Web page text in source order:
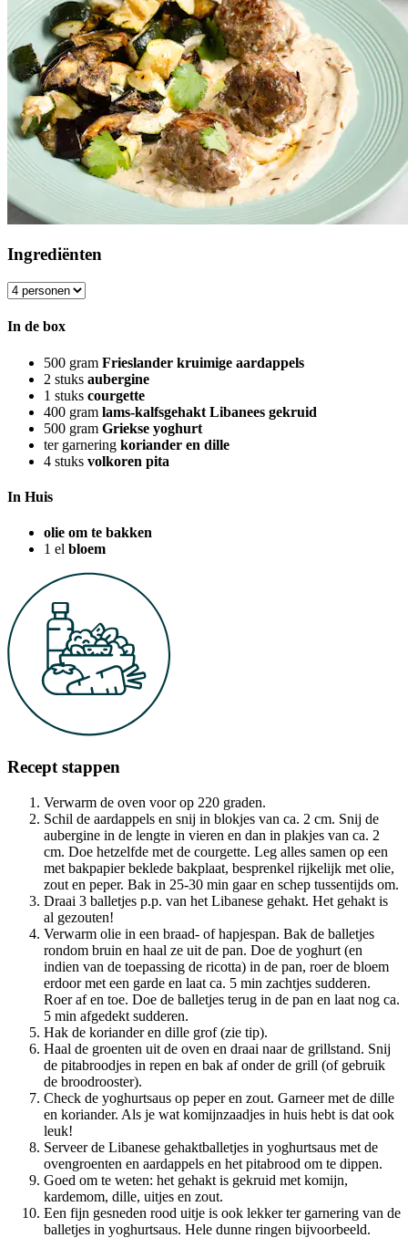
Ingrediënten
In de box
500 gram Frieslander kruimige aardappels
2 stuks aubergine
1 stuks courgette
400 gram lams-kalfsgehakt Libanees gekruid
500 gram Griekse yoghurt
ter garnering koriander en dille
4 stuks volkoren pita
In Huis
olie om te bakken
1 el bloem
Recept stappen
Verwarm de oven voor op 220 graden.
Schil de aardappels en snij in blokjes van ca. 2 cm. Snij de
aubergine in de lengte in vieren en dan in plakjes van ca. 2
cm. Doe hetzelfde met de courgette. Leg alles samen op een
met bakpapier beklede bakplaat, besprenkel rijkelijk met olie,
zout en peper. Bak in 25-30 min gaar en schep tussentijds om.
Draai 3 balletjes p.p. van het Libanese gehakt. Het gehakt is
al gezouten!
Verwarm olie in een braad- of hapjespan. Bak de balletjes
rondom bruin en haal ze uit de pan. Doe de yoghurt (en
indien van de toepassing de ricotta) in de pan, roer de bloem
erdoor met een garde en laat ca. 5 min zachtjes sudderen.
Roer af en toe. Doe de balletjes terug in de pan en laat nog ca.
5 min afgedekt sudderen.
Hak de koriander en dille grof (zie tip).
Haal de groenten uit de oven en draai naar de grillstand. Snij
de pitabroodjes in repen en bak af onder de grill (of gebruik
de broodrooster).
Check de yoghurtsaus op peper en zout. Garneer met de dille
en koriander. Als je wat komijnzaadjes in huis hebt is dat ook
leuk!
Serveer de Libanese gehaktballetjes in yoghurtsaus met de
ovengroenten en aardappels en het pitabrood om te dippen.
Goed om te weten: het gehakt is gekruid met komijn,
kardemom, dille, uitjes en zout.
Een fijn gesneden rood uitje is ook lekker ter garnering van de
balletjes in yoghurtsaus. Hele dunne ringen bijvoorbeeld.